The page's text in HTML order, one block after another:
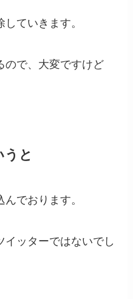
ていきます。
ので、大変ですけど
うと
でおります。
イッターではないでし